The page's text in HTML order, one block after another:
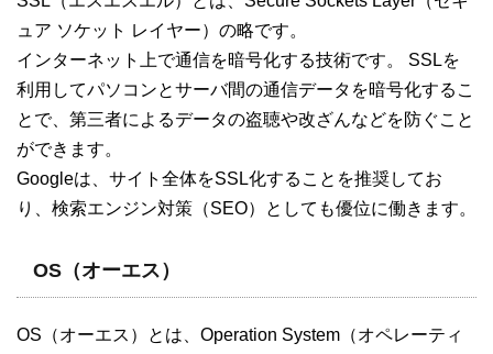
ュア ソケット レイヤー）の略です。
インターネット上で通信を暗号化する技術です。 SSLを
利用してパソコンとサーバ間の通信データを暗号化するこ
とで、第三者によるデータの盗聴や改ざんなどを防ぐこと
ができます。
Googleは、サイト全体をSSL化することを推奨してお
り、検索エンジン対策（SEO）としても優位に働きます。
OS（オーエス）
OS（オーエス）とは、Operation System（オペレーティ